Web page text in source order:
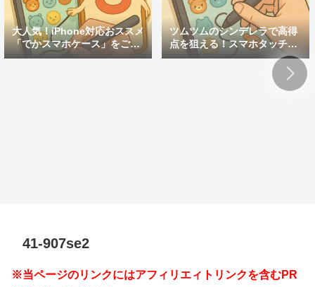
大人気！iPhone対応おススメ
「でかスマホケース」をご紹
介
ツムツムのシンデレラで高得
点を狙える！スマホタッチペ
ン
41-907se2
※当ページのリンクにはアフィリエィトリンクを含むPR